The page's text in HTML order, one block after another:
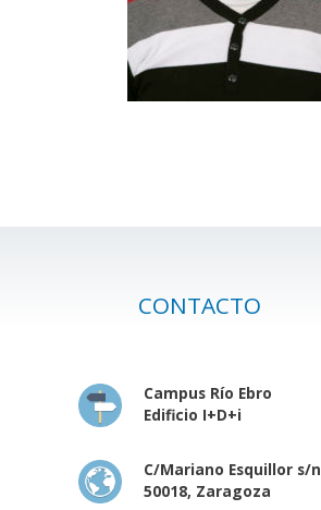
CONTACTO
Campus Río Ebro
Edificio I+D+i
C/Mariano Esquillor s/n
50018, Zaragoza